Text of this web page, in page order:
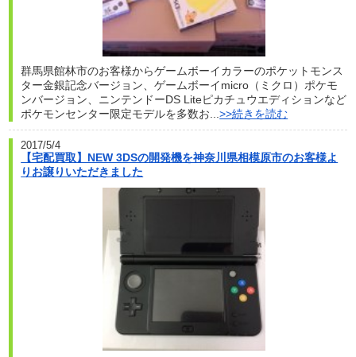
群馬県館林市のお客様からゲームボーイカラーのポケットモンス
ター金銀記念バージョン、ゲームボーイmicro（ミクロ）ポケモ
ンバージョン、ニンテンドーDS Liteピカチュウエディションなど
ポケモンセンター限定モデルを多数お...>>続きを読む
2017/5/4
【宅配買取】NEW 3DSの開発機を神奈川県相模原市のお客様よ
りお譲りいただきました